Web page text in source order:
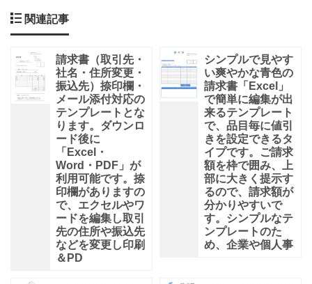
関連記事
請求書（取引先・
社名・住所変更・
振込先）捺印欄・
メール添付対応の
テンプレートとな
ります。ダウンロ
ード後に
「Excel・
Word・PDF」が
利用可能です。捺
印欄がありますの
で、エクセルやワ
ードを編集し取引
先の住所や振込先
などを変更し印刷
＆PD
シンプルで見やす
い爽やかな青色の
請求書「Excel」
で簡単に編集が出
来るテンプレート
で、品目毎に値引
きを設定できるタ
イプです。ご請求
額を枠で囲み、上
部に大きく提示す
るので、請求額が
分かりやすいで
す。シンプルなテ
ンプレートのた
め、企業や個人事